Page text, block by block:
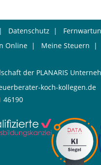
Datenschutz |
Online | Meine Steuern |
der PLANARIS
koch-kollegen.de
46190